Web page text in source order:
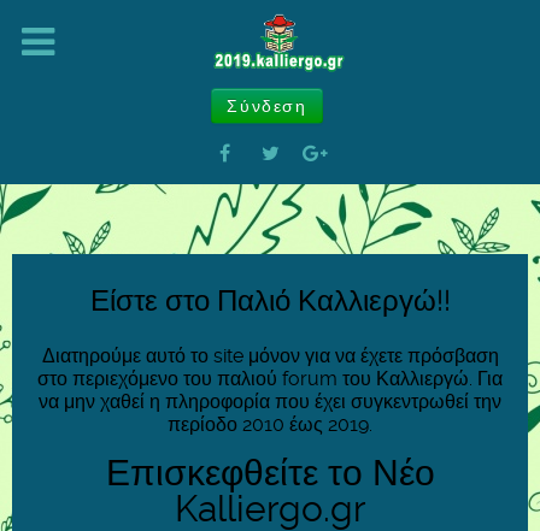
Σύνδεση
Είστε στο Παλιό Καλλιεργώ!!
Διατηρούμε αυτό το site μόνον για να έχετε πρόσβαση
στο περιεχόμενο του παλιού forum του Καλλιεργώ. Για
να μην χαθεί η πληροφορία που έχει συγκεντρωθεί την
περίοδο 2010 έως 2019.
Επισκεφθείτε το Νέο
Kalliergo.gr